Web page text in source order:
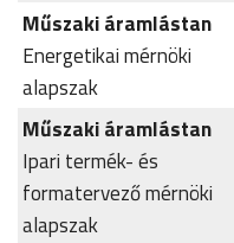
Műszaki áramlástan
Energetikai mérnöki
alapszak
Műszaki áramlástan
Ipari termék- és
formatervező mérnöki
alapszak